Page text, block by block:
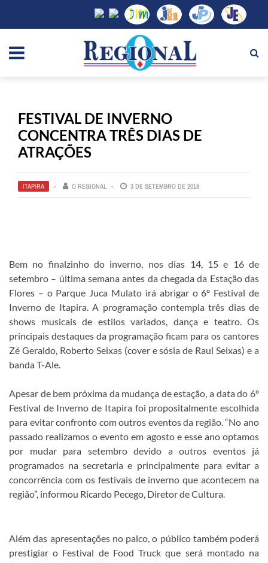
FESTIVAL DE INVERNO
CONCENTRA TRÊS DIAS DE
ATRAÇÕES
ITAPIRA O REGIONAL 3 DE SETEMBRO DE 2018
Bem no finalzinho do inverno, nos dias 14, 15 e 16 de
setembro – última semana antes da chegada da Estação das
Flores – o Parque Juca Mulato irá abrigar o 6º Festival de
Inverno de Itapira. A programação contempla três dias de
shows musicais de estilos variados, dança e teatro. Os
principais destaques da programação ficam para os cantores
Zé Geraldo, Roberto Seixas (cover e sósia de Raul Seixas) e a
banda T-Ale.
Apesar de bem próxima da mudança de estação, a data do 6º
Festival de Inverno de Itapira foi propositalmente escolhida
para evitar confronto com outros eventos da região. “No ano
passado realizamos o evento em agosto e esse ano optamos
por mudar para setembro devido a outros eventos já
programados na secretaria e principalmente para evitar a
concorrência com os festivais de inverno que acontecem na
região”, informou Ricardo Pecego, Diretor de Cultura.
Além das apresentações no palco, o público também poderá
prestigiar o Festival de Food Truck que será montado na